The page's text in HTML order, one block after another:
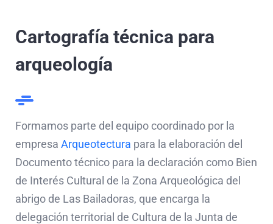
Cartografía técnica para
arqueología
Formamos parte del equipo coordinado por la
empresa Arqueotectura para la elaboración del
Documento técnico para la declaración como Bien
de Interés Cultural de la Zona Arqueológica del
abrigo de Las Bailadoras, que encarga la
delegación territorial de Cultura de la Junta de